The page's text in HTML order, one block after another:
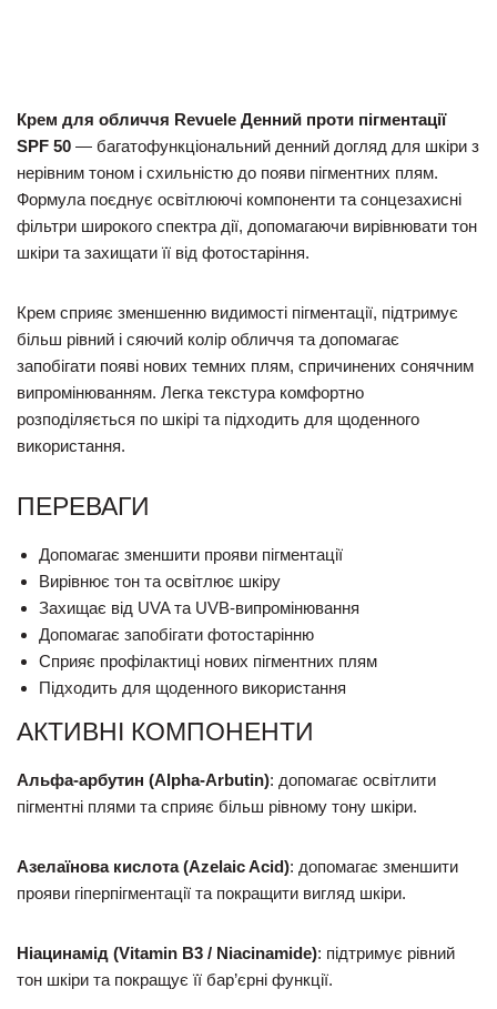
Крем для обличчя Revuele Денний проти пігментації
SPF 50 — багатофункціональний денний догляд для шкіри з
нерівним тоном і схильністю до появи пігментних плям.
Формула поєднує освітлюючі компоненти та сонцезахисні
фільтри широкого спектра дії, допомагаючи вирівнювати тон
шкіри та захищати її від фотостаріння.
Крем сприяє зменшенню видимості пігментації, підтримує
більш рівний і сяючий колір обличчя та допомагає
запобігати появі нових темних плям, спричинених сонячним
випромінюванням. Легка текстура комфортно
розподіляється по шкірі та підходить для щоденного
використання.
ПЕРЕВАГИ
Допомагає зменшити прояви пігментації
Вирівнює тон та освітлює шкіру
Захищає від UVA та UVB-випромінювання
Допомагає запобігати фотостарінню
Сприяє профілактиці нових пігментних плям
Підходить для щоденного використання
АКТИВНІ КОМПОНЕНТИ
Альфа-арбутин (Alpha-Arbutin): допомагає освітлити
пігментні плями та сприяє більш рівному тону шкіри.
Азелаїнова кислота (Azelaic Acid): допомагає зменшити
прояви гіперпігментації та покращити вигляд шкіри.
Ніацинамід (Vitamin B3 / Niacinamide): підтримує рівний
тон шкіри та покращує її бар’єрні функції.